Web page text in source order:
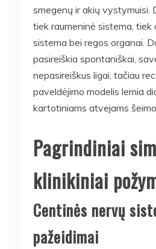
smegenų ir akių vystymuisi.
tiek raumeninė sistema, tiek
sistema bei regos organai.
pasireiškia spontaniškai,
nepasireiškus ligai, tačiau
paveldėjimo modelis lemia
kartotiniams atvejams
Pagrindiniai
klinikiniai
Centinės nervų
pažeidimai